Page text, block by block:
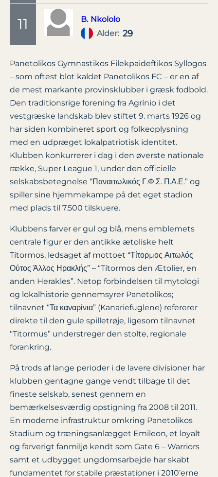
11 B. Nkololo
Alder: 29
Panetolikos Gymnastikos Filekpaideftikos Syllogos
– som oftest blot kaldet Panetolikos FC – er en af
de mest markante provinsklubber i græsk fodbold.
Den traditionsrige forening fra Agrínio i det
vestgræske landskab blev stiftet 9. marts 1926 og
har siden kombineret sport og folkeoplysning
med en udpræget lokalpatriotisk identitet.
Klubben konkurrerer i dag i den øverste nationale
række, Super League 1, under den officielle
selskabsbetegnelse “Παναιτωλικός Γ.Φ.Σ. Π.Α.Ε.” og
spiller sine hjemmekampe på det eget stadion
med plads til 7.500 tilskuere.
Klubbens farver er gul og blå, mens emblemets
centrale figur er den antikke ætoliske helt
Títormos, ledsaget af mottoet “Τίτορμος Αιτωλός
Ούτος Άλλος Ηρακλής” – “Títormos den Ætolier, en
anden Herakles”. Netop forbindelsen til mytologi
og lokalhistorie gennemsyrer Panetolikos;
tilnavnet “Τα καναρίνια” (Kanariefuglene) refererer
direkte til den gule spilletrøje, ligesom tilnavnet
“Titormus” understreger den stolte, regionale
forankring.
På trods af lange perioder i de lavere divisioner har
klubben gentagne gange vendt tilbage til det
fineste selskab, senest gennem en
bemærkelsesværdig opstigning fra 2008 til 2011.
En moderne infrastruktur omkring Panetolikos
Stadium og træningsanlægget Emileon, et loyalt
og farverigt fanmiljø kendt som Gate 6 – Warriors
samt et udbygget ungdomsarbejde har skabt
fundamentet for stabile præstationer i 2010’erne